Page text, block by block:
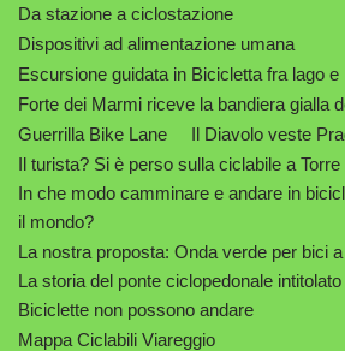
Da stazione a ciclostazione
Dispositivi ad alimentazione umana
Escursione guidata in Bicicletta fra lago e
Forte dei Marmi riceve la bandiera gialla
Guerrilla Bike Lane
Il Diavolo veste
Il turista? Si è perso sulla ciclabile a Torre
In che modo camminare e andare in
il mondo?
La nostra proposta: Onda verde per bici
La storia del ponte ciclopedonale
Biciclette non possono andare
Mappa Ciclabili Viareggio